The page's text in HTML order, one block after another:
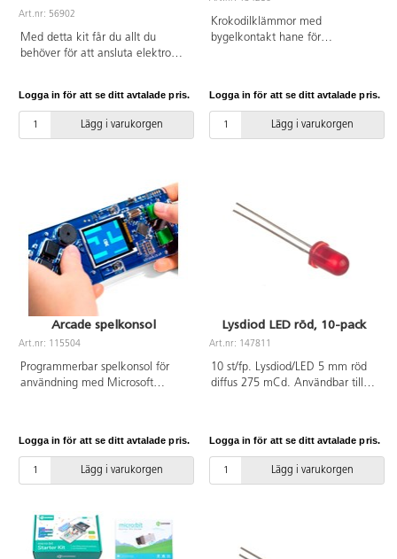
Art.nr: 56902
Med detta kit får du allt du
behöver för att ansluta elektronik
ingen lödning behövs. Det
medföljande instruktionshäftet
innehåller följande projekt:
automatisk fläkt och ett
thereminliknande
musikinstrument. Exempel på
experiment som du kan göra:
kontrollera en glödlampa, spela
upp ljud, mäta temperatur m.m.
Logga in för att se ditt avtalade pris.
Lägg i varukorgen
Krokodilklämmor med
bygelkontakt hane för
svarta kablar. Längd: 30 cm.
Logga in för att se ditt avtalade pris.
Lägg i varukorgen
Arcade spelkonsol
Art.nr: 115504
Programmerbar spelkonsol för
användning med Microsoft
Logga in för att se ditt avtalade pris.
Lägg i varukorgen
Lysdiod LED röd, 10-pack
Art.nr: 147811
10 st/fp. Lysdiod/LED 5 mm röd
diffus 275 mCd. Användbar till
låg strömförbrukning och lång
Logga in för att se ditt avtalade pris.
Lägg i varukorgen